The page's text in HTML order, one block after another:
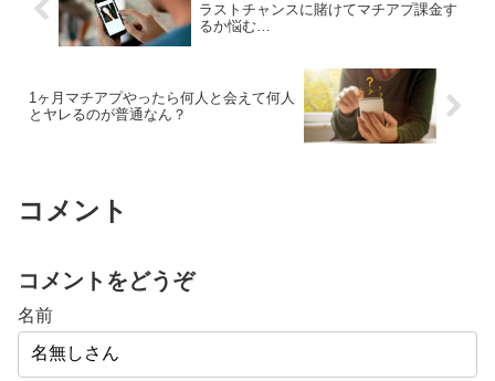
ラストチャンスに賭けてマチアプ課金す
るか悩む…
1ヶ月マチアプやったら何人と会えて何人
とヤレるのが普通なん？
コメント
コメントをどうぞ
名前